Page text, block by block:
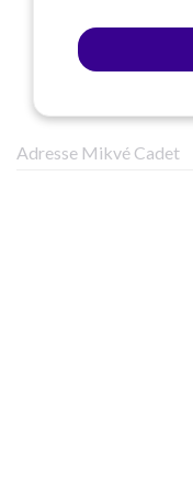
Adresse Mikvé Cadet